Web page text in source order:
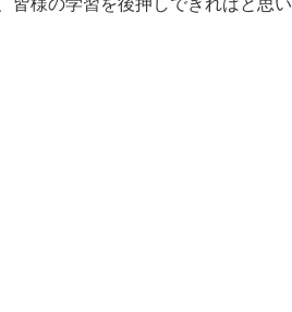
皆様の学習を後押しできればと思い